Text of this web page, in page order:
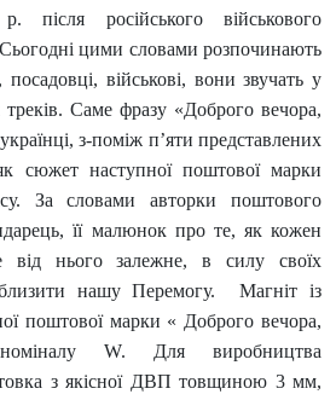
російського військового
цими словами розпочинають
посадовці, військові, вони звучать у
Саме фразу «Доброго вечора,
з-поміж п’яти представлених
сюжет наступної поштової марки
За словами авторки поштового
її малюнок про те, як кожен
від нього залежне, в силу своїх
нашу Перемогу. Магніт із
поштової марки « Доброго вечора,
W. Для виробництва
з якісної ДВП товщиною 3 мм,